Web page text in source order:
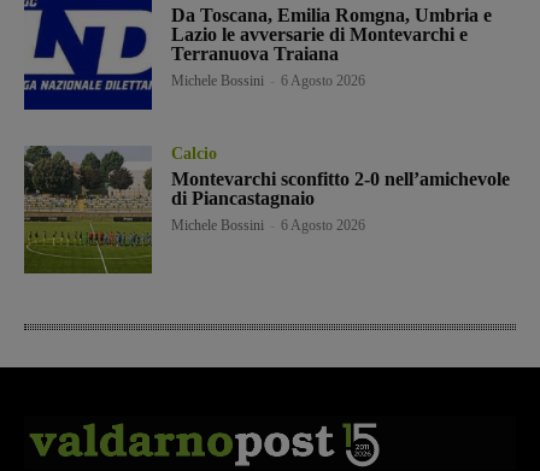
Da Toscana, Emilia Romgna, Umbria e
Lazio le avversarie di Montevarchi e
Terranuova Traiana
Michele Bossini 6 Agosto 2026
Calcio
Montevarchi sconfitto 2-0 nell’amichevole
di Piancastagnaio
Michele Bossini 6 Agosto 2026